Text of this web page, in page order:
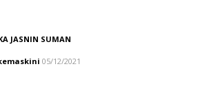
JASNIN SUMAN
05/12/2021